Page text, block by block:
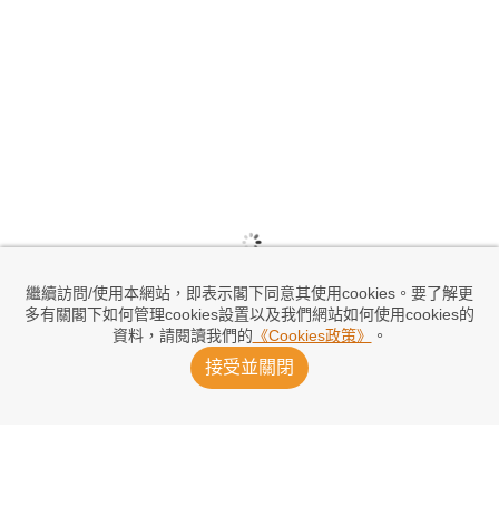
繼續訪問/使用本網站，即表示閣下同意其使用cookies。要了解更
多有關閣下如何管理cookies設置以及我們網站如何使用cookies的
資料，請閱讀我們的 《Cookies政策》 。
接受並關閉